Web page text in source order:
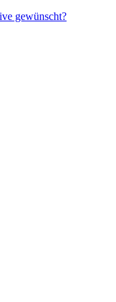
gewünscht?